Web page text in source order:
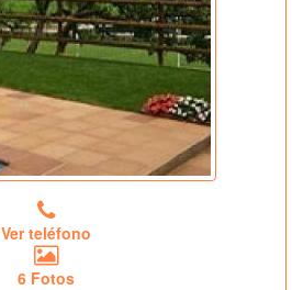
Ver teléfono
6 Fotos